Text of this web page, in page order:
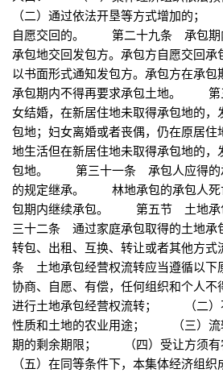
（二）通过依法开垦等方式增加的
自愿交回的。 第二十九条 承包期
承包地交回发包方。承包方自愿交回
以书面形式通知发包方。承包方在承包
承包期内不得再要求承包土地。 第
女结婚，在新居住地未取得承包地的，
包地；妇女离婚或者丧偶，仍在原居住
地生活但在新居住地未取得承包地的，
包地。 第三十一条 承包人应得的
的规定继承。 林地承包的承包人死
包期内继续承包。 第五节 土地
三十二条 通过家庭承包取得的土地承
转包、出租、互换、转让或者其他
条 土地承包经营权流转应当遵循以
协商、自愿、有偿，任何组织和个人不
进行土地承包经营权流转； （二）
性质和土地的农业用途； （三）流
期的剩余期限； （四）受让方须
（五）在同等条件下，本集体经济